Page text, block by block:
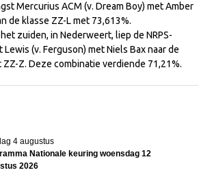
Regulation
Praktijken
Mercurius ACM (v. Dream Boy) met Amber
de klasse ZZ-L met 73,613%.
zuiden, in Nederweert, liep de NRPS-
(v. Ferguson) met Niels Bax naar de
Z. Deze combinatie verdiende 71,21%.
4 augustus
Nationale keuring woensdag 12
2026